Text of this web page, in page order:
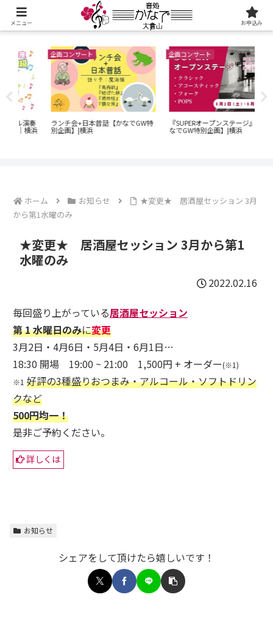
企画コンサート
ランチ会+日本昔話【かなでGW特
別企画】|横浜
企画コンサート
『SUPERオープンステージ』【か
なでGW特別企画】|横浜
ホーム お知らせ
★変更★ 居酒屋セッション 3月
から第1水曜のみ
★変更★ 居酒屋セッション 3月から第1
水曜のみ
2022.02.16
毎回盛り上がっている居酒屋セッション
第 1 水曜日のみに変更
3月2日・4月6日・5月4日・6月1日…
18:30 開場 19:00 ~ 21:00 1,500円 + オーダー(※1)
※1 好評の3種盛りおつまみ・アルコール・ソフトドリン
クなど
500円均一！
是非ご予約ください。
詳しくは
お知らせ
シェアをして頂けたら嬉しいです！
メニュー お申込み